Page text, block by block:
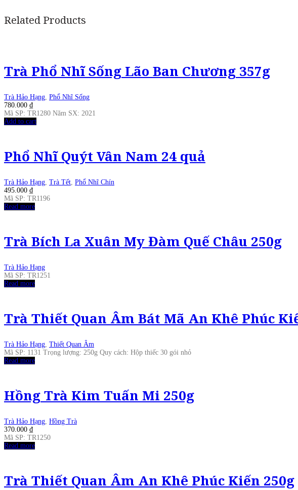
Related Products
Trà Phổ Nhĩ Sống Lão Ban Chương 357g
Trà Hảo Hạng Phổ Nhĩ Sống
780.000 ₫
Mã SP: TR1280 Năm SX: 2021
Add to cart
Phổ Nhĩ Quýt Vân Nam 24 quả
Trà Hảo Hạng Trà Tết Phổ Nhĩ Chín
495.000 ₫
Mã SP: TR1196
Read more
Trà Bích La Xuân My Đàm Quế Châu 250g
Trà Hảo Hạng
Mã SP: TR1251
Read more
Trà Thiết Quan Âm Bát Mã An Khê Phúc
Trà Hảo Hạng Thiết Quan Âm
Mã SP: 1131 Trọng lượng: 250g Quy cách: Hộp thiếc 30 gói nhỏ
Read more
Hồng Trà Kim Tuấn Mi 250g
Trà Hảo Hạng Hồng Trà
370.000 ₫
Mã SP: TR1250
Read more
Trà Thiết Quan Âm An Khê Phúc Kiến 250g